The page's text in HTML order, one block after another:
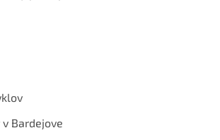
Bardejove